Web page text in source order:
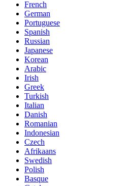
French
German
Portuguese
Spanish
Russian
Japanese
Korean
Arabic
Irish
Greek
Turkish
Italian
Danish
Romanian
Indonesian
Czech
Afrikaans
Swedish
Polish
Basque